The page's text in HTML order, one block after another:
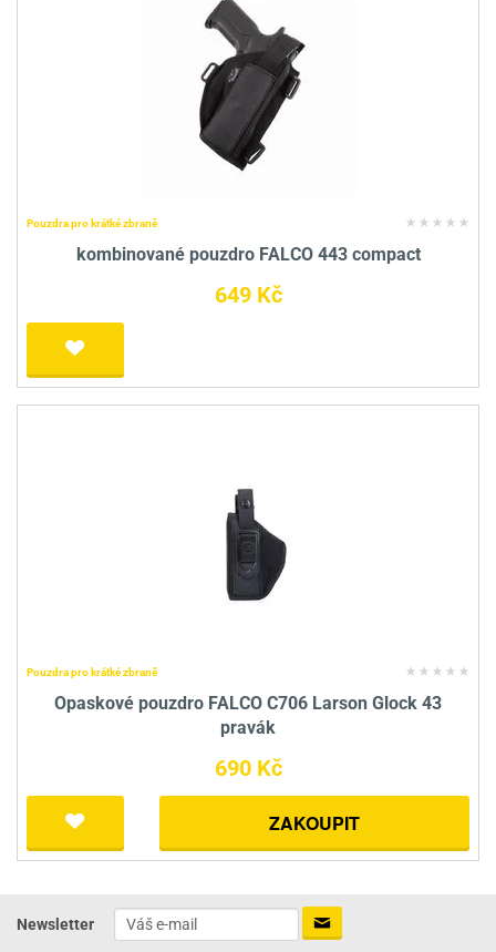
Pouzdra pro krátké zbraně
kombinované pouzdro FALCO 443 compact
649 Kč
Pouzdra pro krátké zbraně
Opaskové pouzdro FALCO C706 Larson Glock 43
pravák
690 Kč
ZAKOUPIT
Newsletter